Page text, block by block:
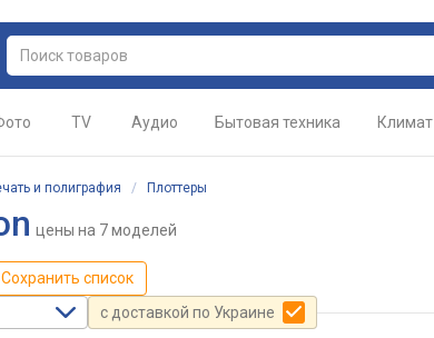
TV Аудио Бытовая техника Климат
и полиграфия / Плоттеры
цены на 7 моделей
Сохранить список
с доставкой по Украине